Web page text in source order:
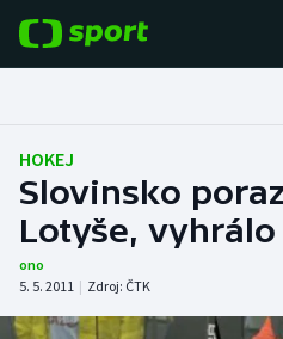
Fotbal
Hokej
Atletika
HOKEJ
Slovinsko
Lotyše,
ono
5. 5. 2011 | Zdroj: ČTK